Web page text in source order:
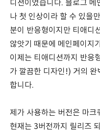
디션이었습니다. 블로그 메
나 첫 인상이라 할 수 있을
분이 반응형이지만 티애디
않앗기 때문에 메인페이지
이제는 티애디션까지 반응
가 깔끔한 디자인!) 거의 완
합니다.
제가 사용하는 버전은 마
현재는 3버전까지 릴리즈